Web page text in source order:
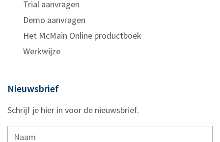
Trial aanvragen
Demo aanvragen
Het McMain Online productboek
Werkwijze
Nieuwsbrief
Schrijf je hier in voor de nieuwsbrief.